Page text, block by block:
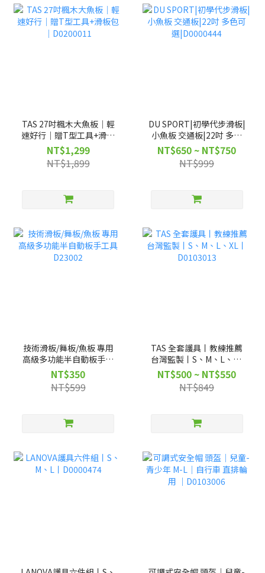
TAS 27吋楓木大魚板｜輕
速好行｜贈T型工具+滑板
包｜D0200011
NT$1,299
NT$1,899
DU SPORT|初學代步滑板|
小魚板 交通板|22吋 多色
可選|D0000444
NT$650 ~ NT$750
NT$999
技術滑板/舞板/魚板 專用
高級多功能半自動板手工
具 D23002
NT$350
NT$599
TAS 全套護具丨教練推薦
台灣監製丨S、M、L、XL
丨D0103013
NT$500 ~ NT$550
NT$849